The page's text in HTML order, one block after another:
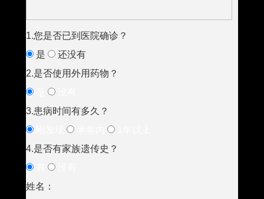
1.您是否已到医院确诊？
是
还没有
2.是否使用外用药物？
3.患病时间有多久？
4.是否有家族遗传史？
姓名：